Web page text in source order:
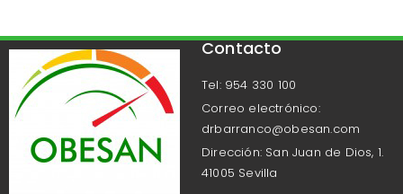
Contacto
Tel: 954 330 100
Correo electrónico:
drbarranco@obesan.com
Dirección: San Juan de Dios, 1.
41005 Sevilla